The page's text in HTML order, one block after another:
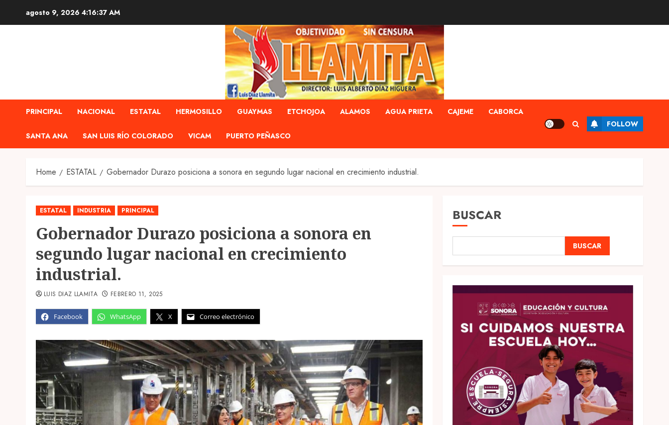
agosto 9, 2026 4:16:39 AM
PRINCIPAL NACIONAL ESTATAL HERMOSILLO GUAYMAS ETCHOJOA ALAMOS AGUA PRIETA CAJEME CABORCA
SANTA ANA SAN LUIS RÍO COLORADO VICAM PUERTO PEÑASCO
FOLLOW
Home ESTATAL Gobernador Durazo posiciona a sonora en segundo lugar nacional en crecimiento industrial.
ESTATAL INDUSTRIA PRINCIPAL
Gobernador Durazo posiciona a sonora en
segundo lugar nacional en crecimiento
industrial.
Facebook WhatsApp X Correo electrónico
LUIS DIAZ LLAMITA FEBRERO 11, 2025
BUSCAR
BUSCAR